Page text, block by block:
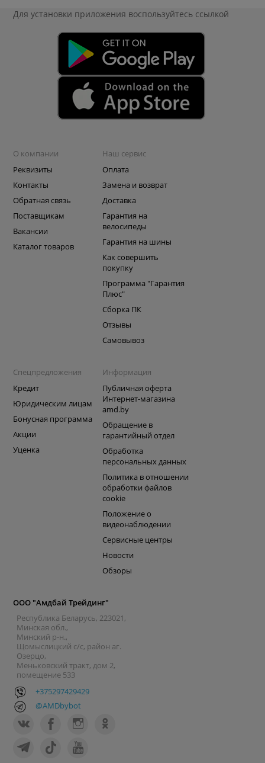
Для установки приложения воспользуйтесь ссылкой
О компании
Реквизиты
Контакты
Обратная связь
Поставщикам
Вакансии
Каталог товаров
Наш сервис
Оплата
Замена и возврат
Доставка
Гарантия на
велосипеды
Гарантия на шины
Как совершить
покупку
Программа "Гарантия
Плюс"
Сборка ПК
Отзывы
Самовывоз
Спецпредложения
Кредит
Юридическим лицам
Бонусная программа
Акции
Уценка
Информация
Публичная оферта
Интернет-магазина
amd.by
Обращение в
гарантийный отдел
Обработка
персональных данных
Политика в отношении
обработки файлов
cookie
Положение о
видеонаблюдении
Сервисные центры
Новости
Обзоры
ООО "Амдбай Трейдинг"
Республика Беларусь, 223021,
Минская обл.,
Минский р-н.,
Щомыслицкий с/с, район аг.
Озерцо,
Меньковский тракт, дом 2,
помещение 533
+375297429429
@AMDbybot